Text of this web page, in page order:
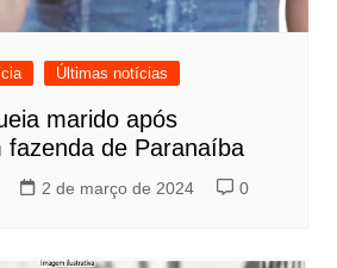
Últimas notícias
marido após
fazenda de Paranaíba
2 de março de 2024 0